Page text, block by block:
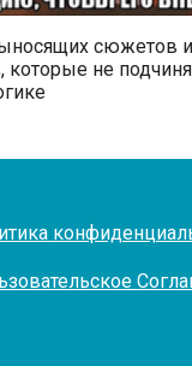
сюжетов
которые не